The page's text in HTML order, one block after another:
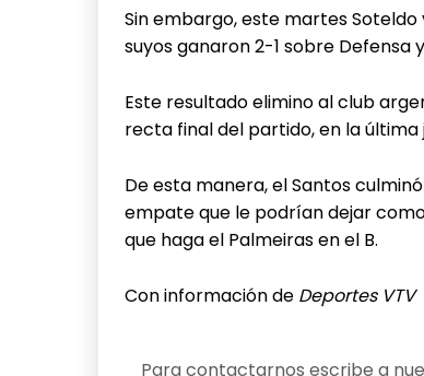
Sin embargo, este martes
suyos ganaron 2-1 sobre Defensa
Este resultado elimino al club
recta final del partido, en la
De esta manera, el Santos
empate que le podrían dejar
que haga el Palmeiras en el B.
Con información de Deportes VTV
Para contactarnos escribe a